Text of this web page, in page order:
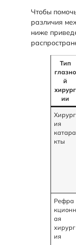
Чтобы
различия
ниже
Тип
глазно
й
хирург
ии
Хирург
ия
катара
кты
Рефра
кционн
ая
хирург
ия